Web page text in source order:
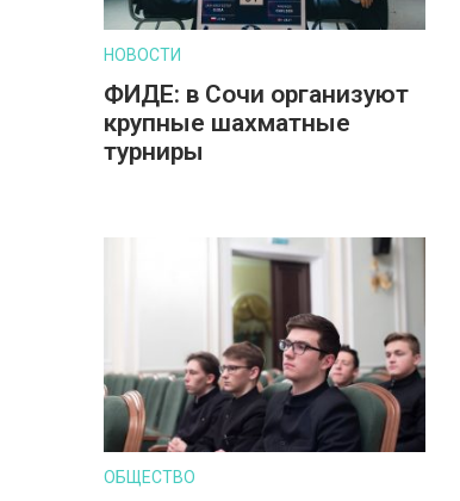
НОВОСТИ
ФИДЕ: в Сочи организуют
крупные шахматные
турниры
ОБЩЕСТВО